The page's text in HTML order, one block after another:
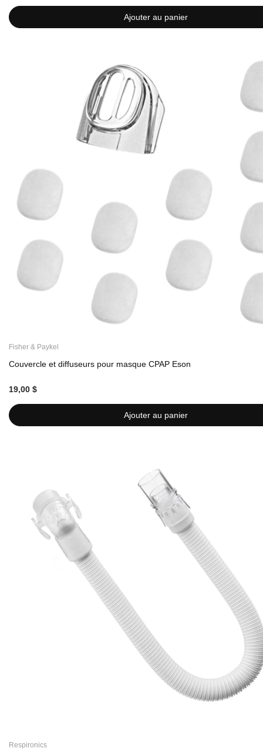
Ajouter au panier
Ajouter au panier
Fisher & Paykel
Couvercle et diffuseurs pour masque CPAP Eson
19,00 $
Respironics